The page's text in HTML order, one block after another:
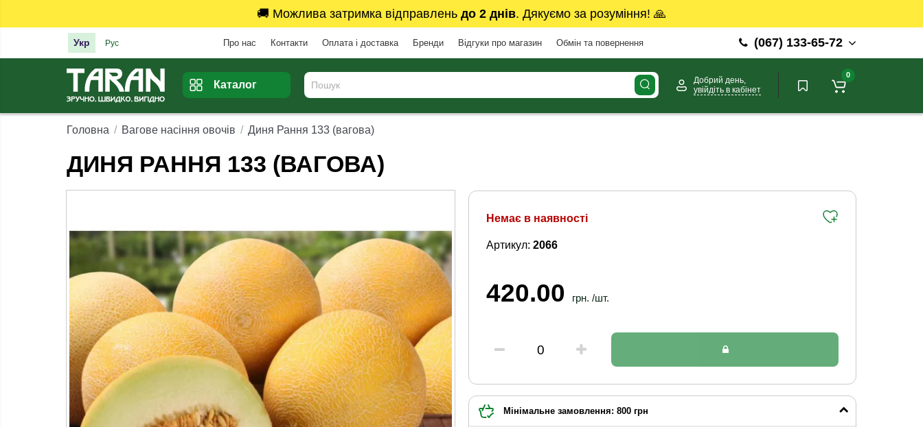
🚚 Можлива затримка відправлень до 2 днів. Дякуємо за розуміння! 🙏
Укр Рус Про нас Контакти Оплата і доставка Бренди Відгуки про магазин Обмін та повернення (067) 133-65-72
Каталог
Добрий день,
увійдіть в кабінет
0
Головна Вагове насіння овочів Диня Рання 133 (вагова)
ДИНЯ РАННЯ 133 (ВАГОВА)
Немає в наявності
Артикул: 2066
420.00 грн. /шт.
Мінімальне замовлення: 800 грн